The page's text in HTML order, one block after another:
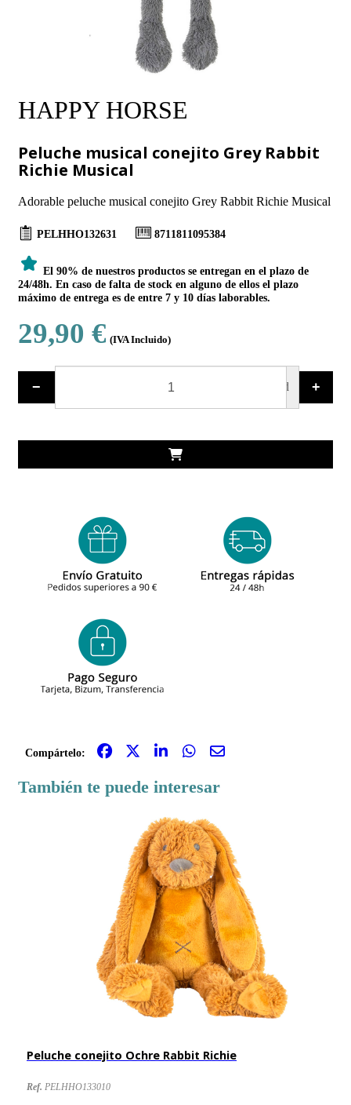
HAPPY HORSE
Peluche musical conejito Grey Rabbit
Richie Musical
Adorable peluche musical conejito Grey Rabbit Richie Musical
PELHHO132631 8711811095384
El 90% de nuestros productos se entregan en el plazo de
24/48h. En caso de falta de stock en alguno de ellos el plazo
máximo de entrega es de entre 7 y 10 días laborables.
29,90 € (IVA Incluido)
− ud +
Compártelo:
También te puede interesar
Peluche conejito Ochre Rabbit Richie
Ref. PELHHO133010